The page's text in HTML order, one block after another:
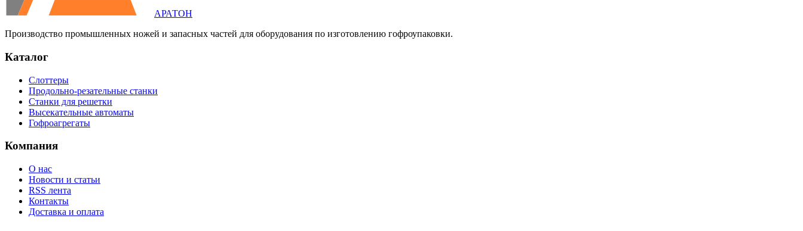
АРАТОН
Производство промышленных ножей и запасных частей для оборудования по изготовлению гофроупаковки.
Каталог
Слоттеры
Продольно-резательные станки
Станки для решетки
Высекательные автоматы
Гофроагрегаты
Компания
О нас
Новости и статьи
RSS лента
Контакты
Доставка и оплата